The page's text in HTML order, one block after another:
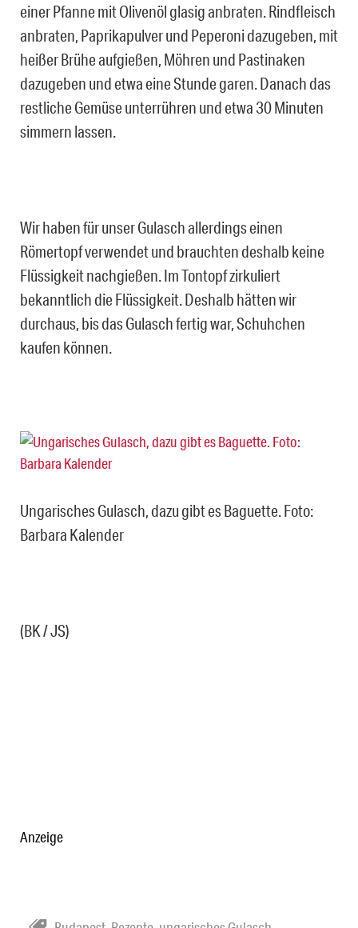
einer Pfanne mit Olivenöl glasig anbraten. Rindfleisch
anbraten, Paprikapulver und Peperoni dazugeben, mit
heißer Brühe aufgießen, Möhren und Pastinaken
dazugeben und etwa eine Stunde garen. Danach das
restliche Gemüse unterrühren und etwa 30 Minuten
simmern lassen.
Wir haben für unser Gulasch allerdings einen
Römertopf verwendet und brauchten deshalb keine
Flüssigkeit nachgießen. Im Tontopf zirkuliert
bekanntlich die Flüssigkeit. Deshalb hätten wir
durchaus, bis das Gulasch fertig war, Schuhchen
kaufen können.
Ungarisches Gulasch, dazu gibt es Baguette. Foto:
Barbara Kalender
(BK / JS)
Anzeige